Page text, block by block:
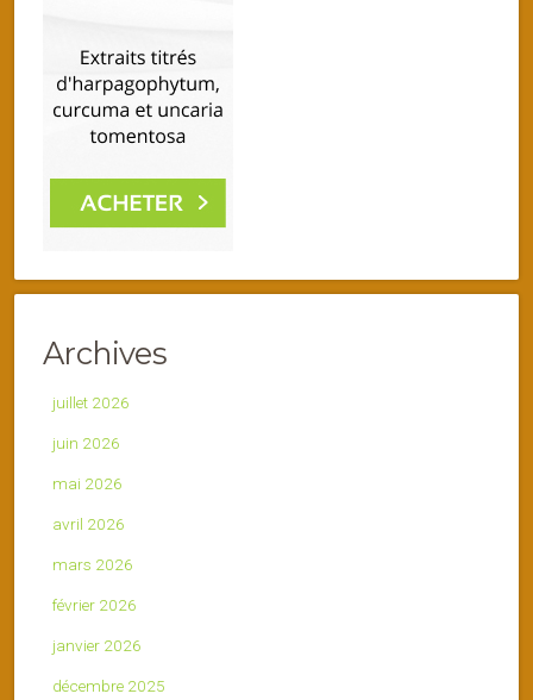
Archives
juillet 2026
juin 2026
mai 2026
avril 2026
mars 2026
février 2026
janvier 2026
décembre 2025